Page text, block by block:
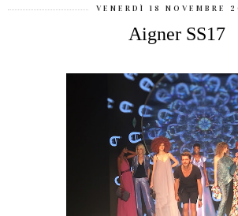
VENERDÌ 18 NOVEMBRE
Aigner SS17